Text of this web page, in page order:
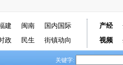
建 闽南
国内国际
政 民生 街镇动向
产经
视频
关键字: